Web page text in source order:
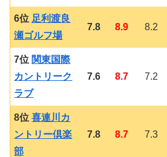
6位 足利渡良
瀬ゴルフ場
7.8 8.9 8.2
7位 関東国際
カントリーク
ラブ
7.6 8.7 7.2
8位喜連川カ
ントリー倶楽
部
7.8 8.7 7.3